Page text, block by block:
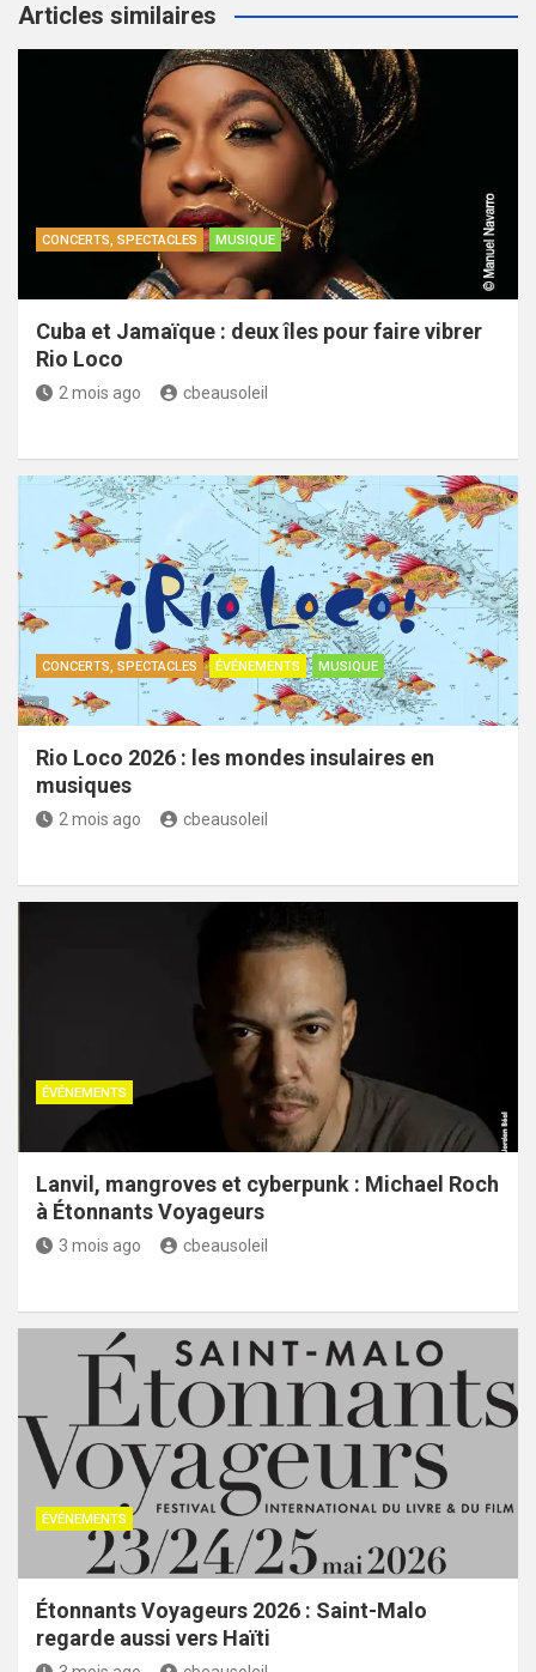
Articles similaires
CONCERTS, SPECTACLES MUSIQUE
Cuba et Jamaïque : deux îles pour faire vibrer
Rio Loco
2 mois ago cbeausoleil
CONCERTS, SPECTACLES ÉVÉNEMENTS MUSIQUE
Rio Loco 2026 : les mondes insulaires en
musiques
2 mois ago cbeausoleil
ÉVÉNEMENTS
Lanvil, mangroves et cyberpunk : Michael Roch
à Étonnants Voyageurs
3 mois ago cbeausoleil
ÉVÉNEMENTS
Étonnants Voyageurs 2026 : Saint-Malo
regarde aussi vers Haïti